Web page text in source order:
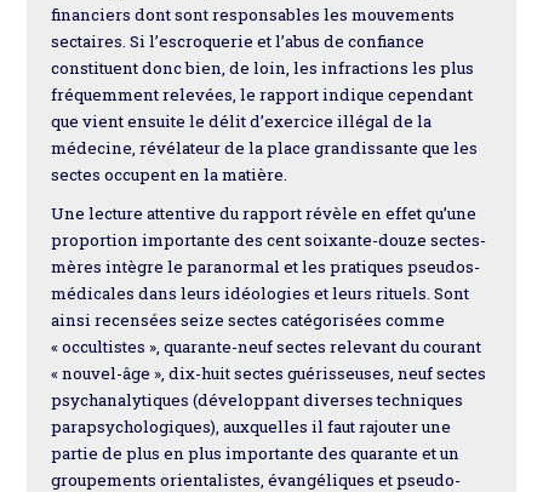
financiers dont sont responsables les mouvements
sectaires. Si l’escroquerie et l’abus de confiance
constituent donc bien, de loin, les infractions les plus
fréquemment relevées, le rapport indique cependant
que vient ensuite le délit d’exercice illégal de la
médecine, révélateur de la place grandissante que les
sectes occupent en la matière.
Une lecture attentive du rapport révèle en effet qu’une
proportion importante des cent soixante-douze sectes-
mères intègre le paranormal et les pratiques pseudos-
médicales dans leurs idéologies et leurs rituels. Sont
ainsi recensées seize sectes catégorisées comme
« occultistes », quarante-neuf sectes relevant du courant
« nouvel-âge », dix-huit sectes guérisseuses, neuf sectes
psychanalytiques (développant diverses techniques
parapsychologiques), auxquelles il faut rajouter une
partie de plus en plus importante des quarante et un
groupements orientalistes, évangéliques et pseudo-